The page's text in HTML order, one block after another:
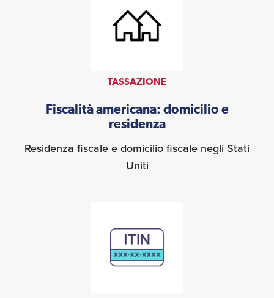
TASSAZIONE
Fiscalità americana: domicilio e
residenza
Residenza fiscale e domicilio fiscale negli Stati
Uniti